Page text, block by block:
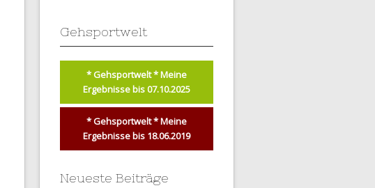
Gehsportwelt
* Gehsportwelt * Meine
Ergebnisse bis 07.10.2025
* Gehsportwelt * Meine
Ergebnisse bis 18.06.2019
Neueste Beiträge